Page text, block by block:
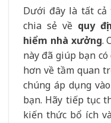
Dưới đây là tất
chia sẻ về quy
hiểm nhà xưởng.
này đã giúp bạn
hơn về tầm quan
chúng áp dụng
bạn. Hãy tiếp tục
kiến thức bổ ích